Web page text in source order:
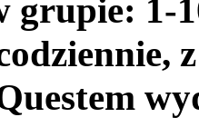
grupie: 1-